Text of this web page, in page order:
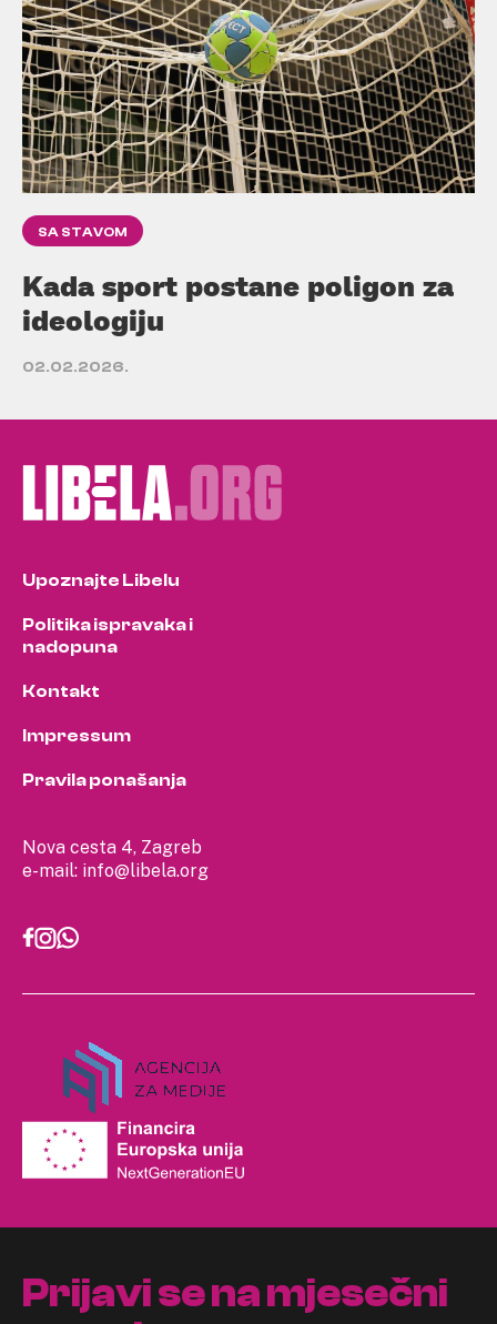
SA STAVOM
Kada sport postane poligon za
ideologiju
02.02.2026.
Nova cesta 4, Zagreb
e-mail: info@libela.org
Upoznajte Libelu
Politika ispravaka i
nadopuna
Kontakt
Impressum
Pravila ponašanja
Prijavi se na mjesečni